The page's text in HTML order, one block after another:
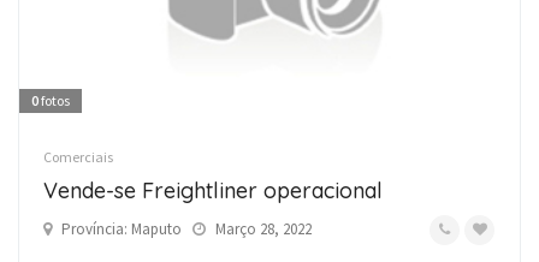
0fotos
Comerciais
Vende-se Freightliner operacional
Província: Maputo Março 28, 2022